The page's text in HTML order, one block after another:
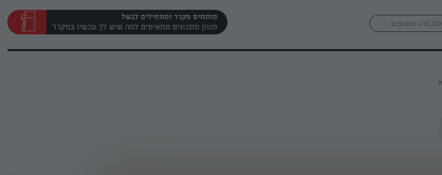
פותחים מקרר ומתחילים לבשל